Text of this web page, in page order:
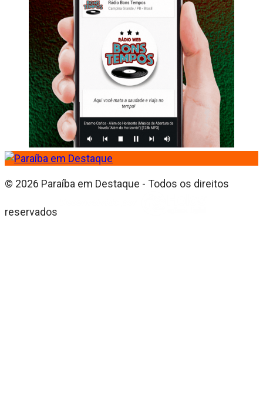
© 2026 Paraíba em Destaque - Todos os direitos
reservados